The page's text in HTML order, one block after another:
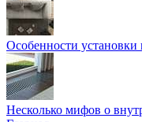
Особенности установки
Несколько мифов о